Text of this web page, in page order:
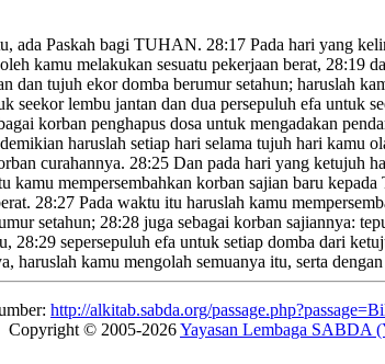
ada Paskah bagi TUHAN. 28:17 Pada hari yang
kamu melakukan sesuatu pekerjaan berat, 28:19
dan tujuh ekor domba berumur setahun; haruslah
seekor lembu jantan dan dua persepuluh efa untuk
korban penghapus dosa untuk mengadakan
demikian haruslah setiap hari selama tujuh hari kamu
curahannya. 28:25 Dan pada hari yang ketujuh
kamu mempersembahkan korban sajian baru
28:27 Pada waktu itu haruslah kamu
setahun; 28:28 juga sebagai korban sajiannya:
28:29 sepersepuluh efa untuk setiap domba dari
haruslah kamu mengolah semuanya itu, serta
http://alkitab.sabda.org/
Copyright © 2005-2026Yayasan Lembaga SABDA